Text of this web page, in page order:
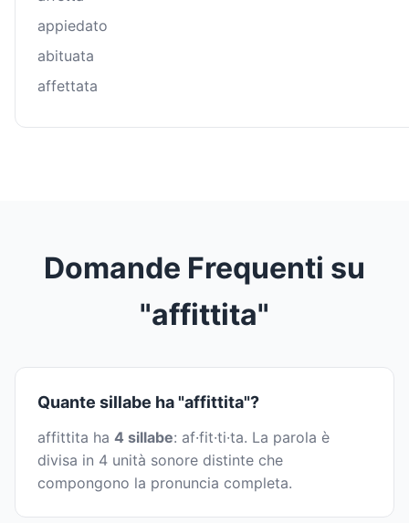
appiedato
abituata
affettata
Domande Frequenti su
"affittita"
Quante sillabe ha "affittita"?
affittita ha 4 sillabe: af·fit·ti·ta. La parola è
divisa in 4 unità sonore distinte che
compongono la pronuncia completa.